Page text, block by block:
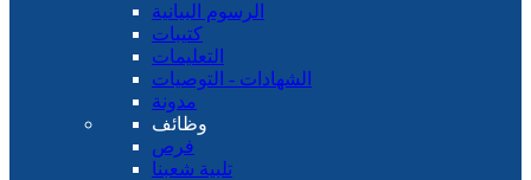
الرسوم البيانية
كتيبات
التعليمات
الشهادات - التوصيات
مدونة
وظائف
فرص
تلبية شعبنا